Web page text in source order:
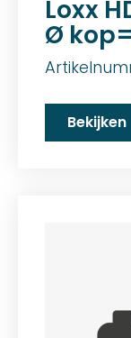
Loxx
Ø
Bekijken